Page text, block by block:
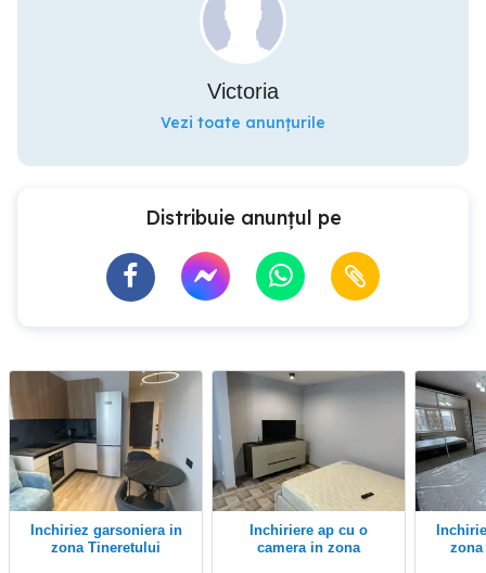
Victoria
Vezi toate anunțurile
Distribuie anunțul pe
Inchiriez garsoniera in
zona Tineretului
inchiriere ap cu o
camera in zona
inchiriez garsoniera in
zona